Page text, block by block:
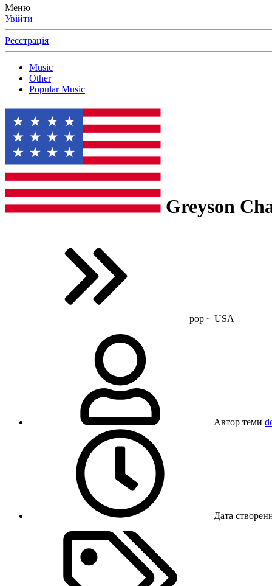
Меню
Увійти
Реєстрація
Music
Other
Popular Music
Greyson
pop ~ USA
Автор теми
Дата